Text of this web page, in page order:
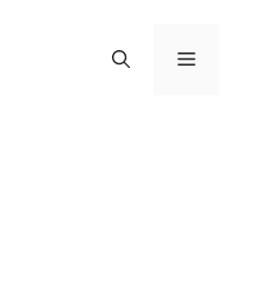
Menu